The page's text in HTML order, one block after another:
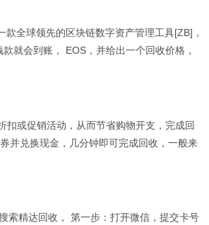
款全球领先的区块链数字资产管理工具[ZB]，
就会到账， EOS，并给出一个回收价格，
扣或促销活动，从而节省购物开支，完成回
并兑换现金，几分钟即可完成回收，一般来
索精达回收， 第一步：打开微信，提交卡号